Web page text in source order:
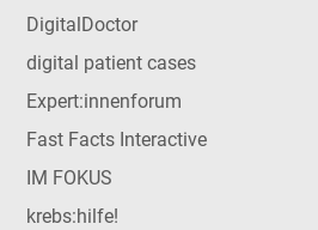
DigitalDoctor
digital patient cases
Expert:innenforum
Fast Facts Interactive
IM FOKUS
krebs:hilfe!